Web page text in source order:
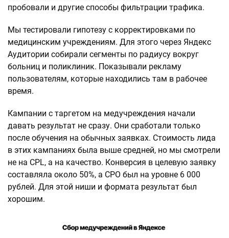
пробовали и другие способы фильтрации трафика.
Мы тестировали гипотезу с корректировками по
медицинским учреждениям. Для этого через Яндекс
Аудитории собирали сегменты по радиусу вокруг
больниц и поликлиник. Показывали рекламу
пользователям, которые находились там в рабочее
время.
Кампании с таргетом на медучреждения начали
давать результат не сразу. Они сработали только
после обучения на обычных заявках. Стоимость лида
в этих кампаниях была выше средней, но мы смотрели
не на CPL, а на качество. Конверсия в целевую заявку
составляла около 50%, а CPO был на уровне 6 000
рублей. Для этой ниши и формата результат был
хорошим.